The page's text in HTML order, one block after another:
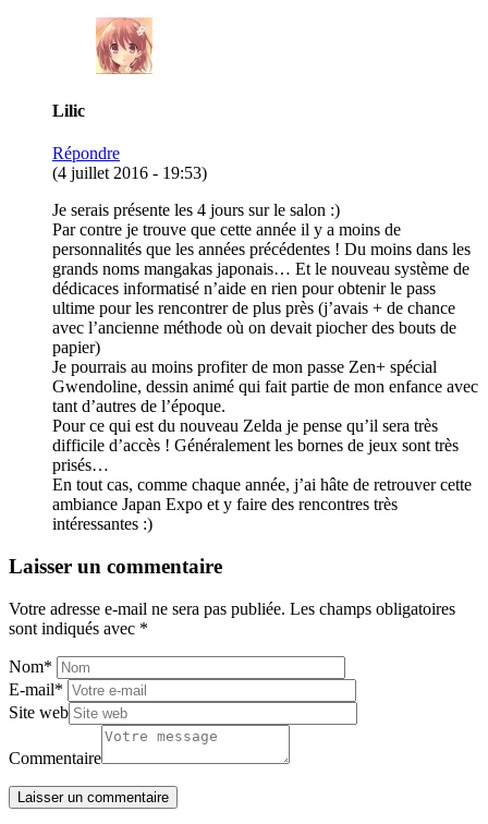
Lilic
Répondre
(4 juillet 2016 - 19:53)
Je serais présente les 4 jours sur le salon :)
Par contre je trouve que cette année il y a moins de
personnalités que les années précédentes ! Du moins dans les
grands noms mangakas japonais… Et le nouveau système de
dédicaces informatisé n’aide en rien pour obtenir le pass
ultime pour les rencontrer de plus près (j’avais + de chance
avec l’ancienne méthode où on devait piocher des bouts de
papier)
Je pourrais au moins profiter de mon passe Zen+ spécial
Gwendoline, dessin animé qui fait partie de mon enfance avec
tant d’autres de l’époque.
Pour ce qui est du nouveau Zelda je pense qu’il sera très
difficile d’accès ! Généralement les bornes de jeux sont très
prisés…
En tout cas, comme chaque année, j’ai hâte de retrouver cette
ambiance Japan Expo et y faire des rencontres très
intéressantes :)
Laisser un commentaire
Votre adresse e-mail ne sera pas publiée. Les champs obligatoires
sont indiqués avec *
Nom*
E-mail*
Site web
Commentaire